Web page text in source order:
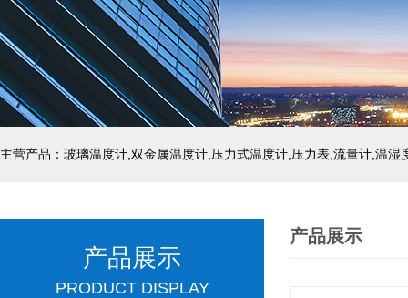
产品展示
PRODUCT DISPLAY
产品展示